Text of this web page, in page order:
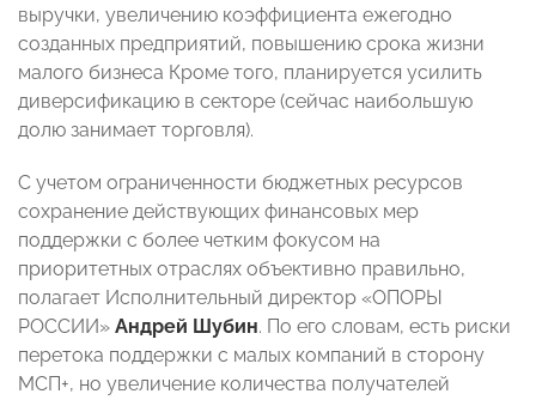
выручки, увеличению коэффициента ежегодно
созданных предприятий, повышению срока жизни
малого бизнеса Кроме того, планируется усилить
диверсификацию в секторе (сейчас наибольшую
долю занимает торговля).
С учетом ограниченности бюджетных ресурсов
сохранение действующих финансовых мер
поддержки с более четким фокусом на
приоритетных отраслях объективно правильно,
полагает Исполнительный директор «ОПОРЫ
РОССИИ» Андрей Шубин. По его словам, есть риски
перетока поддержки с малых компаний в сторону
МСП+, но увеличение количества получателей